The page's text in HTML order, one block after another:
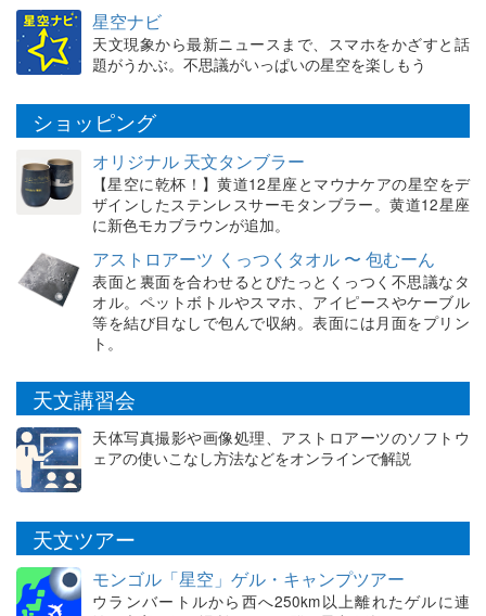
星空ナビ
天文現象から最新ニュースまで、スマホをかざすと話
題がうかぶ。不思議がいっぱいの星空を楽しもう
ショッピング
オリジナル 天文タンブラー
【星空に乾杯！】黄道12星座とマウナケアの星空をデ
ザインしたステンレスサーモタンブラー。黄道12星座
に新色モカブラウンが追加。
アストロアーツ くっつくタオル 〜 包むーん
表面と裏面を合わせるとぴたっとくっつく不思議なタ
オル。ペットボトルやスマホ、アイピースやケーブル
等を結び目なしで包んで収納。表面には月面をプリン
ト。
天文講習会
天体写真撮影や画像処理、アストロアーツのソフトウ
ェアの使いこなし方法などをオンラインで解説
天文ツアー
モンゴル「星空」ゲル・キャンプツアー
ウランバートルから西へ250km以上離れたゲルに連